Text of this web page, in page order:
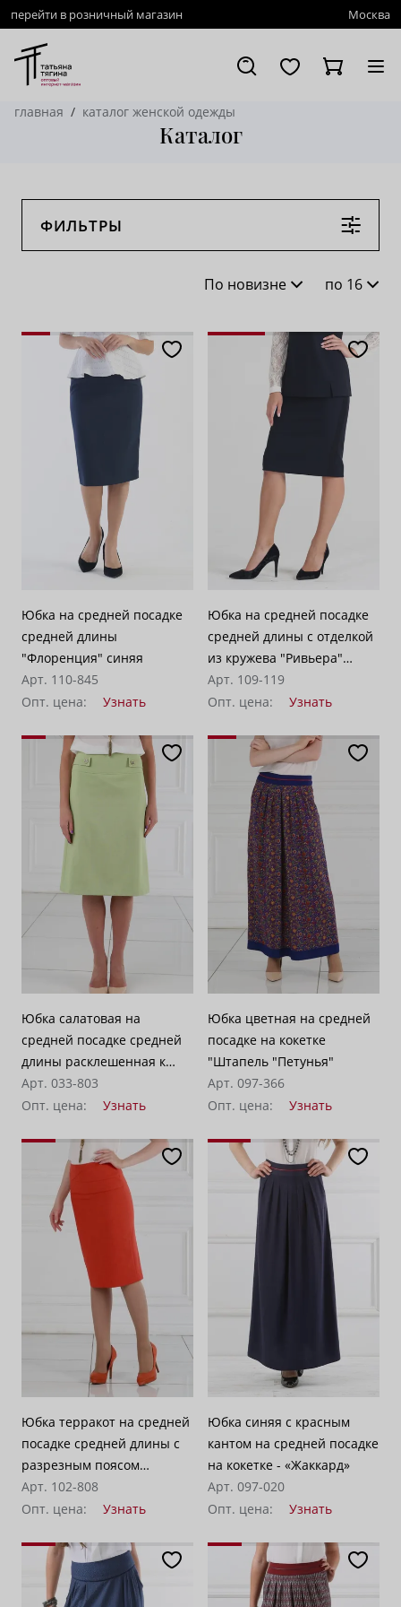
перейти в розничный магазин Москва
главная каталог женской одежды
Каталог
ФИЛЬТРЫ
По новизне
По популярности
По возрастанию цены
По убыванию цены
по 16
28
62
100
Юбка на средней посадке
средней длины
"Флоренция" синяя
Арт. 110-845
Опт. цена:
Узнать
Юбка на средней посадке
средней длины с отделкой
из кружева "Ривьера"
черная
Арт. 109-119
Опт. цена:
Узнать
Юбка салатовая на
средней посадке средней
длины расклешенная к
низу "Доминикана"
Арт. 033-803
Опт. цена:
Узнать
Юбка цветная на средней
посадке на кокетке
"Штапель "Петунья"
Арт. 097-366
Опт. цена:
Узнать
Юбка терракот на средней
посадке средней длины с
разрезным поясом
"Доминикана"
Арт. 102-808
Опт. цена:
Узнать
Юбка синяя с красным
кантом на средней посадке
на кокетке - «Жаккард»
Арт. 097-020
Опт. цена:
Узнать